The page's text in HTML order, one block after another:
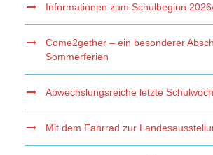
Informationen zum Schulbeginn
Come2gether – ein besonderer
Sommerferien
Abwechslungsreiche letzte
Mit dem Fahrrad zur